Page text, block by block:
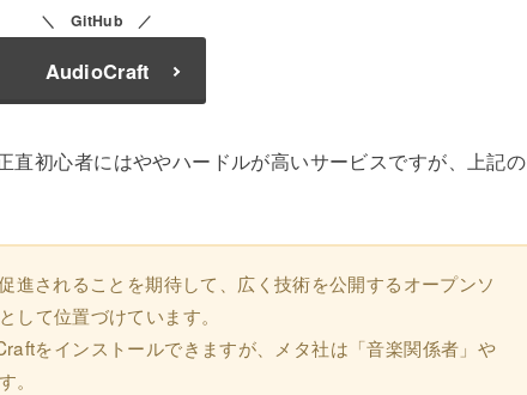
GitHub
AudioCraft
初心者にはややハードルが高いサービスですが、上記の
進されることを期待して、広く技術を公開するオープンソ
して位置づけています。
をインストールできますが、メタ社は「音楽関係者」や
。